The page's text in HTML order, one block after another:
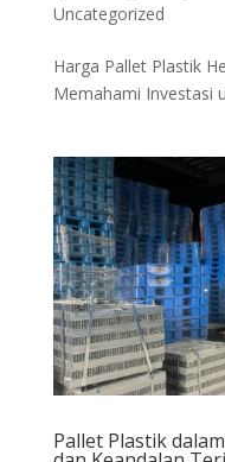
Uncategorized
Harga Pallet Plastik
Memahami Investasi
Pallet Plastik